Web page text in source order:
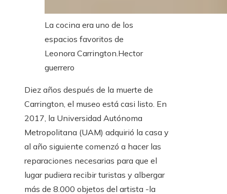
La cocina era uno de los
espacios favoritos de
Leonora Carrington.Hector
guerrero
Diez años después de la muerte de
Carrington, el museo está casi listo. En
2017, la Universidad Autónoma
Metropolitana (UAM) adquirió la casa y
al año siguiente comenzó a hacer las
reparaciones necesarias para que el
lugar pudiera recibir turistas y albergar
más de 8.000 objetos del artista -la